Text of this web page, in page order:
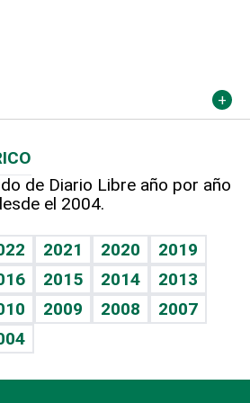
de Diario Libre año por año
el 2004.
2021 2020
2019
2015 2014
2013
2009 2008
2007